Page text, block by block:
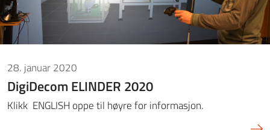
28. januar 2020
DigiDecom ELINDER 2020
Klikk ENGLISH oppe til høyre for informasjon.